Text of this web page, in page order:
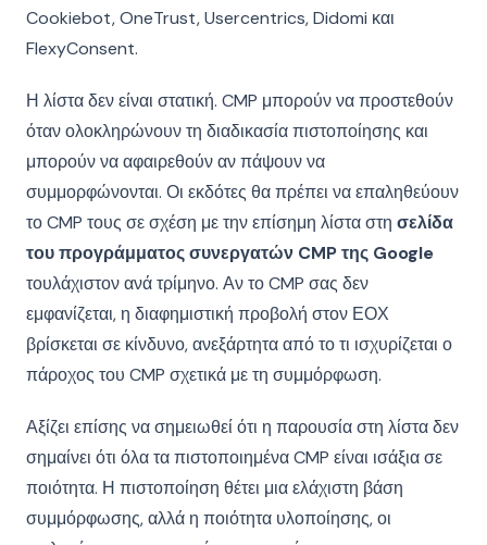
Cookiebot, OneTrust, Usercentrics, Didomi και
FlexyConsent.
Η λίστα δεν είναι στατική. CMP μπορούν να προστεθούν
όταν ολοκληρώνουν τη διαδικασία πιστοποίησης και
μπορούν να αφαιρεθούν αν πάψουν να
συμμορφώνονται. Οι εκδότες θα πρέπει να επαληθεύουν
το CMP τους σε σχέση με την επίσημη λίστα στη σελίδα
του προγράμματος συνεργατών CMP της Google
τουλάχιστον ανά τρίμηνο. Αν το CMP σας δεν
εμφανίζεται, η διαφημιστική προβολή στον ΕΟΧ
βρίσκεται σε κίνδυνο, ανεξάρτητα από το τι ισχυρίζεται ο
πάροχος του CMP σχετικά με τη συμμόρφωση.
Αξίζει επίσης να σημειωθεί ότι η παρουσία στη λίστα δεν
σημαίνει ότι όλα τα πιστοποιημένα CMP είναι ισάξια σε
ποιότητα. Η πιστοποίηση θέτει μια ελάχιστη βάση
συμμόρφωσης, αλλά η ποιότητα υλοποίησης, οι